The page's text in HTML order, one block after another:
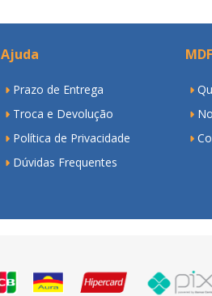
Ajuda
Prazo de Entrega
Troca e Devolução
Política de Privacidade
Dúvidas Frequentes